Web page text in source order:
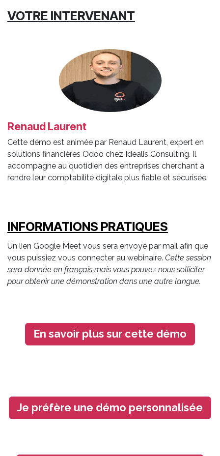
VOTRE INTERVENANT
Renaud Laurent
Cette démo est animée par Renaud Laurent, expert en
solutions financières Odoo chez Idealis Consulting. Il
accompagne au quotidien des entreprises cherchant à
rendre leur comptabilité digitale plus fiable et sécurisée.
INFORMATIONS PRATIQUES
Un lien Google Meet vous sera envoyé par mail afin que
vous puissiez vous connecter au webinaire. Cette session
sera donnée en français mais vous pouvez nous solliciter
pour obtenir une démonstration dans une autre langue.
En savoir plus sur cette démo
Je préfère une démo personnalisée